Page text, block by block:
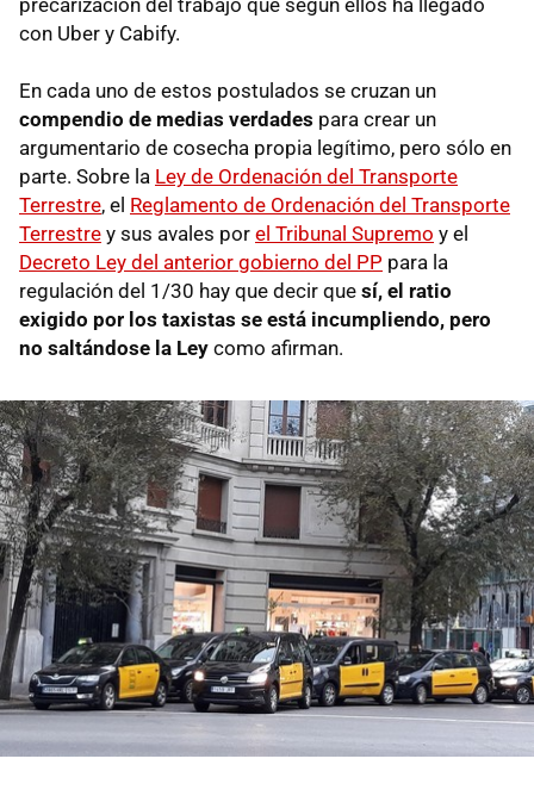
con Uber y Cabify.
En cada uno de estos postulados se cruzan un
compendio de medias verdades para crear un
argumentario de cosecha propia legítimo, pero sólo en
parte. Sobre la Ley de Ordenación del Transporte
Terrestre, el Reglamento de Ordenación del Transporte
Terrestre y sus avales por el Tribunal Supremo y el
Decreto Ley del anterior gobierno del PP para la
regulación del 1/30 hay que decir que sí, el ratio
exigido por los taxistas se está incumpliendo, pero
no saltándose la Ley como afirman.